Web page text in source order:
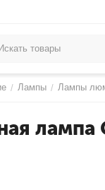
/ Лампы / Лампы
лампа